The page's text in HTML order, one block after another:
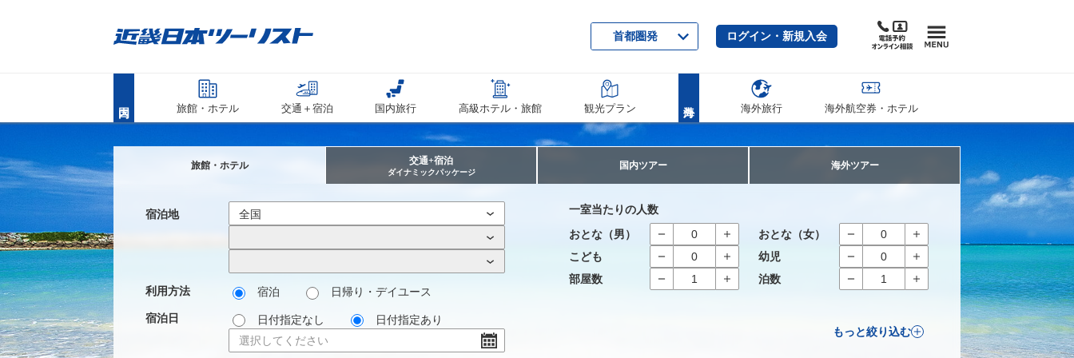
首都圏発 ログイン・新規入会
旅館・ホテル 交通＋宿泊 国内旅行 高級ホテル・旅館 観光プラン 海外旅行 海外航空券・ホテル
旅館・ホテル 交通+宿泊
ダイナミックパッケージ
国内ツアー 海外ツアー
宿泊地
利用方法 宿泊 日帰り・デイユース
宿泊日 日付指定なし 日付指定あり
一室当たりの人数
おとな（男）
おとな（女）
こども
幼児
部屋数
泊数
もっと絞り込む